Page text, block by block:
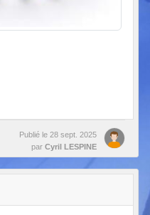
Publié le 28 sept. 2025
par Cyril LESPINE